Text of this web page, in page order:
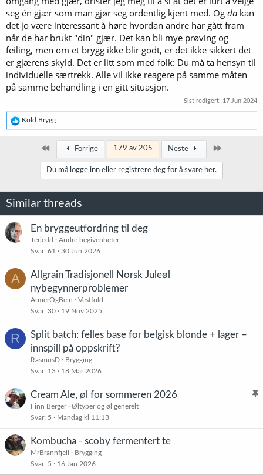
seg én gjær som man gjør seg ordentlig kjent med. Og da kan
det jo være interessant å høre hvordan andre har gått fram
når de har brukt "din" gjær. Det kan bli mye prøving og
feiling, men om et brygg ikke blir godt, er det ikke sikkert det
er gjærens skyld. Det er litt som med folk: Du må ta hensyn til
individuelle særtrekk. Alle vil ikke reagere på samme måten
på samme behandling i en gitt situasjon.
Sist redigert: 17 Jun 2024
R
e
a
r
Kold Brygg
Først Forrige 179 av 205 Neste
Du må logge inn eller registrere deg for å svare her.
Similar threads
En bryggeutfordring til deg
Terjedd
Andre begivenheter
Svar 61 30 Jun 2026
A
Allgrain Tradisjonell Norsk Juleøl
nybegynnerproblemer
ArmerOgBein
Vestfold
Svar 30 19 Nov 2025
R
Split batch: felles base for belgisk blonde + lager –
innspill på oppskrift?
RasmusD
Brygging
Svar 13 18 Mar 2026
K
Cream Ale, øl for sommeren 2026
Finn Berger
Øltyper og øl generelt
Svar 5 Mandag kl 11:13
Kombucha - scoby fermentert te
MrBrannfjell
Brygging
Svar 5 16 Jan 2026